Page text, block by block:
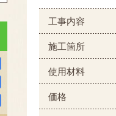
工事内容
施工箇所
使用材料
価格